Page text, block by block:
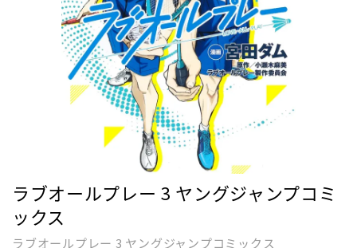
ラブオールプレー 3 ヤングジャンプコミ
ックス
ラブオールプレー 3 ヤングジャンプコミックス